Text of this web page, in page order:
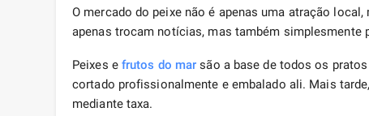
O mercado do peixe não é apenas uma atração
apenas trocam notícias, mas também
Peixes e frutos do mar são a base de todos os
cortado profissionalmente e embalado ali. Mais
mediante taxa.